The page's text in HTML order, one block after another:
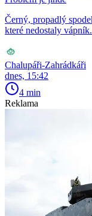
Černý, propadlý
které nedostaly
Chalupáři-Zahrádkáři
dnes, 15:42
4 min
Reklama